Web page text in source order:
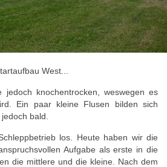
West...
jedoch knochentrocken, weswegen es
Ein paar kleine Flusen bilden sich
bald.
los. Heute haben wir die
Aufgabe als erste in die
die mittlere und die kleine. Nach dem